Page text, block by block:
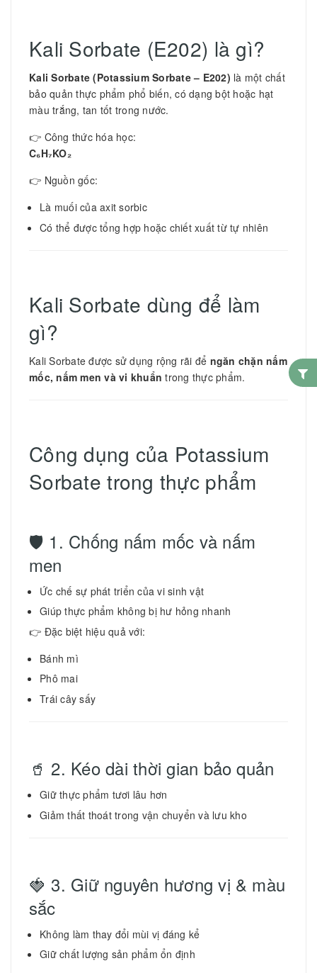
Kali Sorbate (E202) là gì?
Kali Sorbate (Potassium Sorbate – E202) là một chất
bảo quản thực phẩm phổ biến, có dạng bột hoặc hạt
màu trắng, tan tốt trong nước.
👉 Công thức hóa học:
C₆H₇KO₂
👉 Nguồn gốc:
Là muối của axit sorbic
Có thể được tổng hợp hoặc chiết xuất từ tự nhiên
Kali Sorbate dùng để làm
gì?
Kali Sorbate được sử dụng rộng rãi để ngăn chặn nấm
mốc, nấm men và vi khuẩn trong thực phẩm.
Công dụng của Potassium
Sorbate trong thực phẩm
🛡️ 1. Chống nấm mốc và nấm
men
Ức chế sự phát triển của vi sinh vật
Giúp thực phẩm không bị hư hỏng nhanh
👉 Đặc biệt hiệu quả với:
Bánh mì
Phô mai
Trái cây sấy
🥤 2. Kéo dài thời gian bảo quản
Giữ thực phẩm tươi lâu hơn
Giảm thất thoát trong vận chuyển và lưu kho
🍓 3. Giữ nguyên hương vị & màu
sắc
Không làm thay đổi mùi vị đáng kể
Giữ chất lượng sản phẩm ổn định